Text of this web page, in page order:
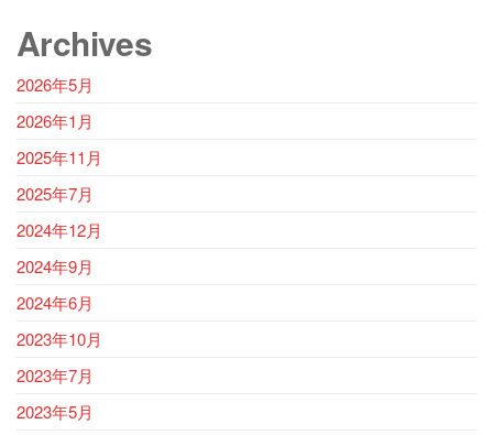
Archives
2026年5月
2026年1月
2025年11月
2025年7月
2024年12月
2024年9月
2024年6月
2023年10月
2023年7月
2023年5月